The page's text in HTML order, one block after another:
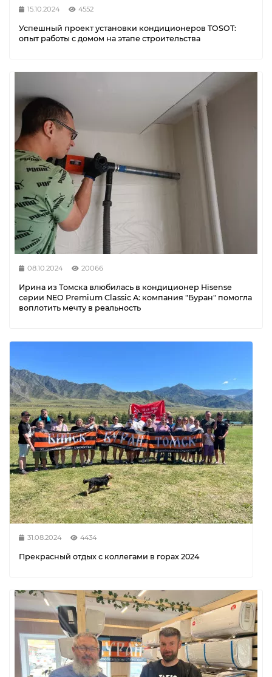
15.10.2024 4552
Успешный проект установки кондиционеров TOSOT:
опыт работы с домом на этапе строительства
08.10.2024 20066
Ирина из Томска влюбилась в кондиционер Hisense
серии NEO Premium Classic A: компания "Буран" помогла
воплотить мечту в реальность
31.08.2024 4434
Прекрасный отдых с коллегами в горах 2024